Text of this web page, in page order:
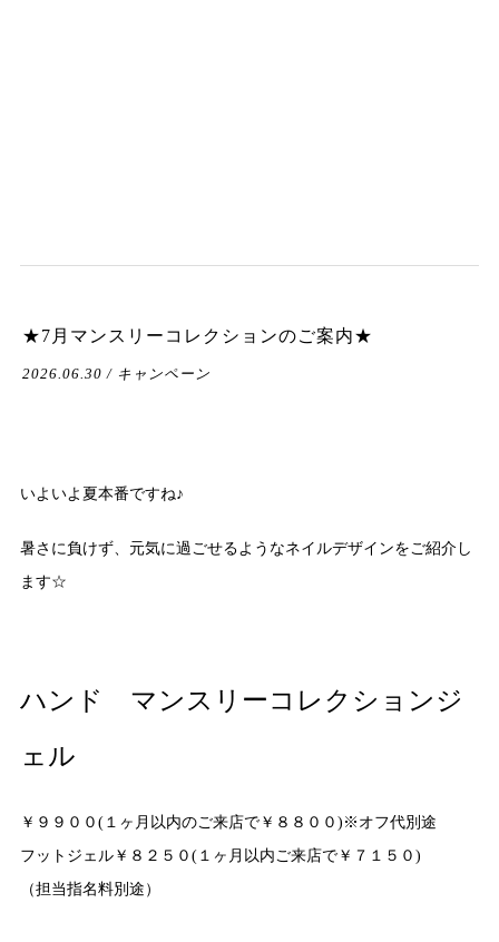
★7月マンスリーコレクションのご案内★
2026.06.30 / キャンペーン
いよいよ夏本番ですね♪
暑さに負けず、元気に過ごせるようなネイルデザインをご紹介し
ます☆
ハンド マンスリーコレクションジ
ェル
￥９９００(１ヶ月以内のご来店で￥８８００)※オフ代別途
フットジェル￥８２５０(１ヶ月以内ご来店で￥７１５０)
（担当指名料別途）